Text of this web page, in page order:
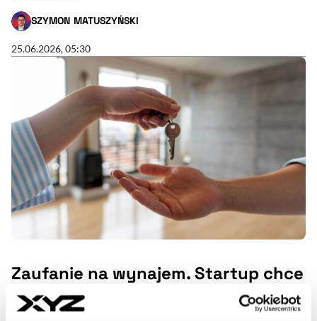
SZYMON MATUSZYŃSKI
- AUTOR ARTYKUŁU - PROFIL
25.06.2026, 05:30
Zaufanie na wynajem. Startup chce
zmienić reguły gry na rynku najmu